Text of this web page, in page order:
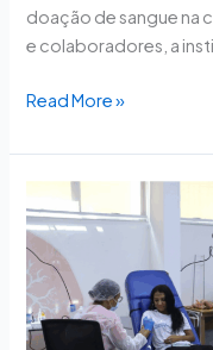
doação de sangue na
e colaboradores, a
Read More »
Senac-
SE
participa de
campanha
de
doação